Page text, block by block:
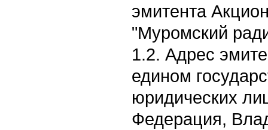
эмитента
"Муромский
1.2. Адрес
едином
юридических
Федерация,